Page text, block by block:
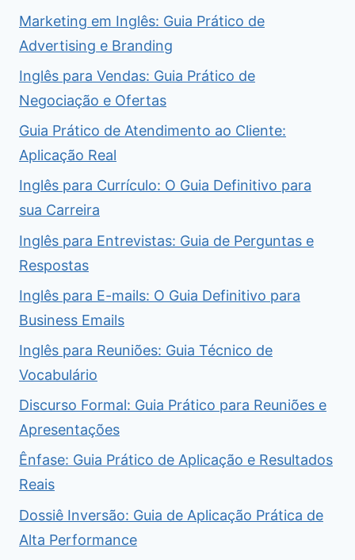
Marketing em Inglês: Guia Prático de
Advertising e Branding
Inglês para Vendas: Guia Prático de
Negociação e Ofertas
Guia Prático de Atendimento ao Cliente:
Aplicação Real
Inglês para Currículo: O Guia Definitivo para
sua Carreira
Inglês para Entrevistas: Guia de Perguntas e
Respostas
Inglês para E-mails: O Guia Definitivo para
Business Emails
Inglês para Reuniões: Guia Técnico de
Vocabulário
Discurso Formal: Guia Prático para Reuniões e
Apresentações
Ênfase: Guia Prático de Aplicação e Resultados
Reais
Dossiê Inversão: Guia de Aplicação Prática de
Alta Performance